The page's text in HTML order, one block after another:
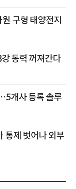
구형 태양전지
동력 꺼져간다
개사 등록 솔루
통제 벗어나 외부